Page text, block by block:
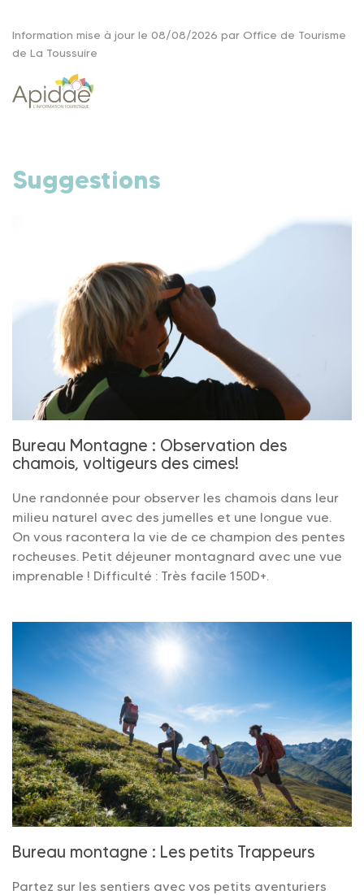
Information mise à jour le 08/08/2026 par Office de Tourisme
de La Toussuire
Suggestions
Bureau Montagne : Observation des
chamois, voltigeurs des cimes!
Une randonnée pour observer les chamois dans leur
milieu naturel avec des jumelles et une longue vue.
On vous racontera la vie de ce champion des pentes
rocheuses. Petit déjeuner montagnard avec une vue
imprenable ! Difficulté : Très facile 150D+.
Bureau montagne : Les petits Trappeurs
Partez sur les sentiers avec vos petits aventuriers